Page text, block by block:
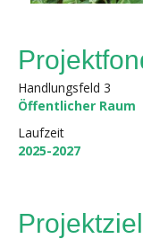
Handlungsfeld 3
Öffentlicher Raum
Laufzeit
2025-2027